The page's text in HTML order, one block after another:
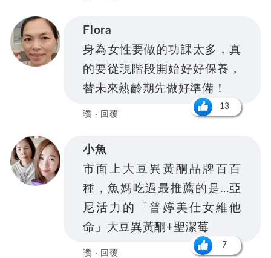
Flora
身為女性要做的功課太多，真
的要從現階段開始好好保養，
替未來熟齡期先做好準備！
讚 · 回覆
13
小魚
市面上大豆異黃酮品牌百百
種，魚媽吃過最推薦的是...亞
尼活力的「普婷美仕女維他
命」大豆異黃酮+聖潔莓
讚 · 回覆
7